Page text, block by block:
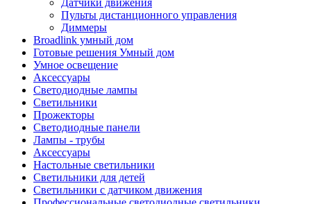
Датчики движения
Пульты дистанционного управления
Диммеры
Broadlink умный дом
Готовые решения Умный дом
Умное освещение
Аксессуары
Светодиодные лампы
Светильники
Прожекторы
Светодиодные панели
Лампы - трубы
Аксессуары
Настольные светильники
Светильники для детей
Светильники с датчиком движения